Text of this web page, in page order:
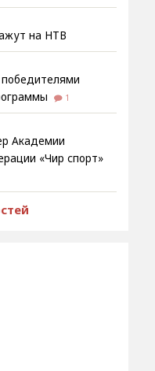
на НТВ
1
Академии
«Чир спорт»